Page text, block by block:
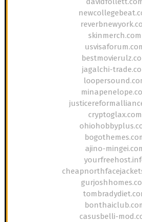
skinmerch.com
jagalchi-
cryptoglax.com
ajino-
casusbelli-